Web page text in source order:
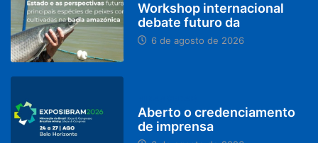
Workshop internacional
debate futuro da
6 de agosto de 2026
Aberto o credenciamento
de imprensa